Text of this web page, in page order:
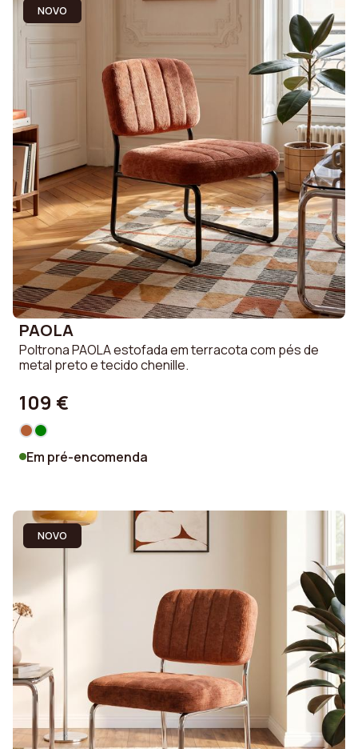
NOVO
PAOLA
Poltrona PAOLA estofada em terracota com pés de
metal preto e tecido chenille.
109 €
Em pré-encomenda
NOVO